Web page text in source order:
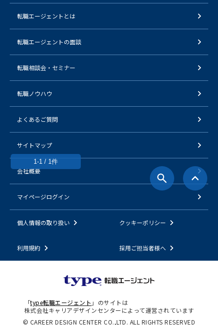
1-1 / 1件
転職エージェントとは
転職エージェントの面談
転職相談会・セミナー
転職ノウハウ
よくあるご質問
サイトマップ
会社概要
マイページログイン
個人情報の取り扱い クッキーポリシー
利用規約 採用ご担当者様へ
「type転職エージェント 」のサイトは
株式会社キャリアデザインセンターによって運営されています
© CAREER DESIGN CENTER CO.,LTD. ALL RIGHTS RESERVED